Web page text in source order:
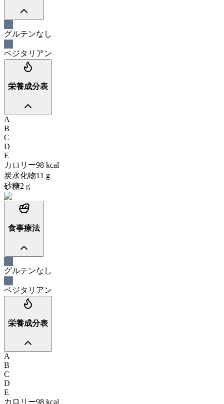
グルテンなし
ベジタリアン
栄養成分表
A
B
C
D
E
カロリー98 kcal
炭水化物11 g
砂糖2 g
食事療法
グルテンなし
ベジタリアン
栄養成分表
A
B
C
D
E
カロリー98 kcal